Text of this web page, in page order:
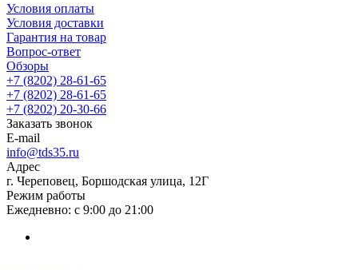
Условия оплаты
Условия доставки
Гарантия на товар
Вопрос-ответ
Обзоры
+7 (8202) 28‑61-65
+7 (8202) 28‑61-65
+7 (8202) 20‑30-66
Заказать звонок
E-mail
info@tds35.ru
Адрес
г. Череповец, Боршодская улица, 12Г
Режим работы
Ежедневно: с 9:00 до 21:00